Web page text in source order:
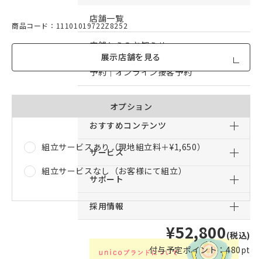
店舗一覧
店舗からのお知らせ
予約｜オンライン接客予約
おすすめコンテンツ
サービス
サポート
採用情報
商品コード：11101019722Z8252
展示店舗を見る
オプション
組立サービスあり（現地組立料＋¥1,650）
組立サービスなし（お客様にて組立）
¥52,800(税込)
付与予定ポイント：480pt